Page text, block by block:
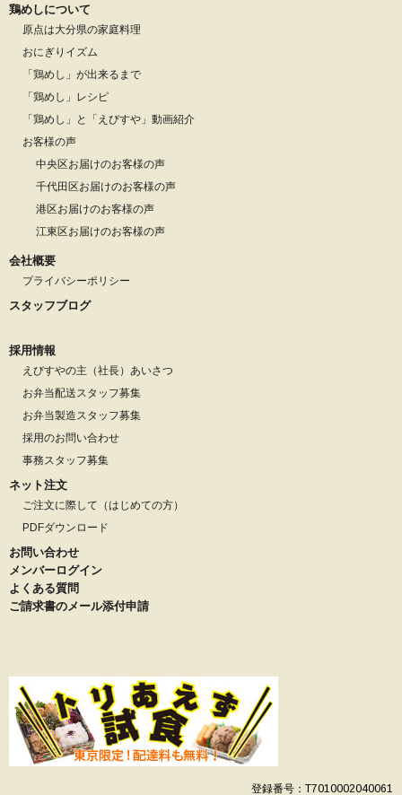
鶏めしについて
原点は大分県の家庭料理
おにぎりイズム
「鶏めし」が出来るまで
「鶏めし」レシピ
「鶏めし」と「えびすや」動画紹介
お客様の声
中央区お届けのお客様の声
千代田区お届けのお客様の声
港区お届けのお客様の声
江東区お届けのお客様の声
会社概要
プライバシーポリシー
スタッフブログ
採用情報
えびすやの主（社長）あいさつ
お弁当配送スタッフ募集
お弁当製造スタッフ募集
採用のお問い合わせ
事務スタッフ募集
ネット注文
ご注文に際して（はじめての方）
PDFダウンロード
お問い合わせ
メンバーログイン
よくある質問
ご請求書のメール添付申請
登録番号：T7010002040061